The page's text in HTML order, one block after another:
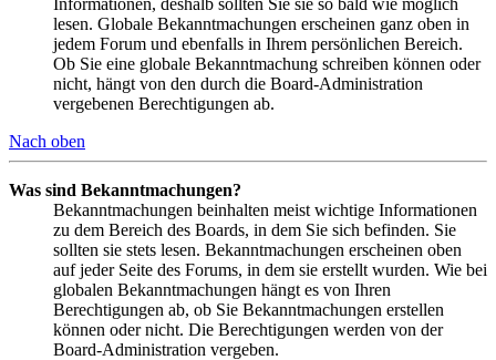
lesen. Globale Bekanntmachungen erscheinen ganz oben in
jedem Forum und ebenfalls in Ihrem persönlichen Bereich.
Ob Sie eine globale Bekanntmachung schreiben können oder
nicht, hängt von den durch die Board-Administration
vergebenen Berechtigungen ab.
Nach oben
Was sind Bekanntmachungen?
Bekanntmachungen beinhalten meist wichtige Informationen
zu dem Bereich des Boards, in dem Sie sich befinden. Sie
sollten sie stets lesen. Bekanntmachungen erscheinen oben
auf jeder Seite des Forums, in dem sie erstellt wurden. Wie bei
globalen Bekanntmachungen hängt es von Ihren
Berechtigungen ab, ob Sie Bekanntmachungen erstellen
können oder nicht. Die Berechtigungen werden von der
Board-Administration vergeben.